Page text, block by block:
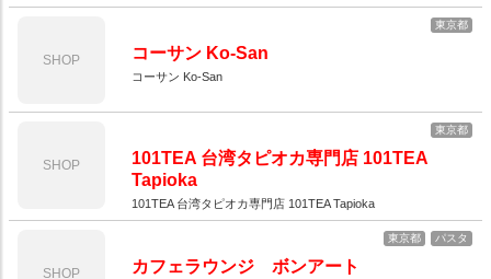
SHOP
東京都
コーサン Ko-San
コーサン Ko-San
SHOP
東京都
101TEA 台湾タピオカ専門店 101TEA
Tapioka
101TEA 台湾タピオカ専門店 101TEA Tapioka
SHOP
東京都 パスタ
カフェラウンジ ボンアート